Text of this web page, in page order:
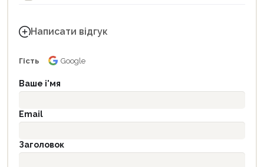
Написати відгук
Гість Google
Ваше і'мя
Email
Заголовок